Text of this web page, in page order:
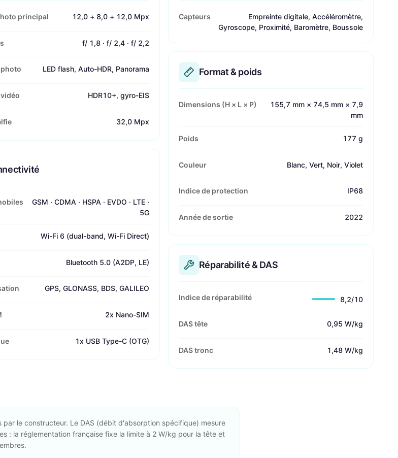
principal 12,0 + 8,0 + 12,0 Mpx
f/ 1,8 · f/ 2,4 · f/ 2,2
LED flash, Auto-HDR, Panorama
HDR10+, gyro-EIS
32,0 Mpx
GSM · CDMA · HSPA · EVDO · LTE ·
5G
Wi-Fi 6 (dual-band, Wi-Fi Direct)
Bluetooth 5.0 (A2DP, LE)
GPS, GLONASS, BDS, GALILEO
2x Nano-SIM
1x USB Type-C (OTG)
Capteurs
Empreinte digitale, Accéléromètre,
Gyroscope, Proximité, Baromètre, Boussole
Format & poids
Dimensions (H × L × P)
155,7 mm × 74,5 mm × 7,9
mm
Poids 177 g
Couleur Blanc, Vert, Noir, Violet
Indice de protection IP68
Année de sortie 2022
Réparabilité & DAS
Indice de réparabilité 8,2/10
DAS tête 0,95 W/kg
DAS tronc 1,48 W/kg
par le constructeur. Le DAS (débit d'absorption spécifique) mesure
: la réglementation française fixe la limite à 2 W/kg pour la tête et